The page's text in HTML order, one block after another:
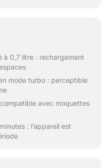
à 0,7 litre : rechargement
mode turbo : perceptible
avec moquettes
: l’appareil est